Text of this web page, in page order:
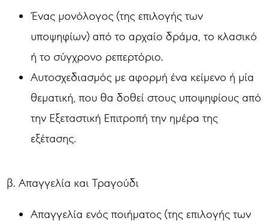
Ένας μονόλογος (της επιλογής των
υποψηφίων) από το αρχαίο δράμα, το κλασικό
ή το σύγχρονο ρεπερτόριο.
Αυτοσχεδιασμός με αφορμή ένα κείμενο ή μία
θεματική, που θα δοθεί στους υποψηφίους από
την Εξεταστική Επιτροπή την ημέρα της
εξέτασης.
β. Απαγγελία και Τραγούδι
Απαγγελία ενός ποιήματος (της επιλογής των